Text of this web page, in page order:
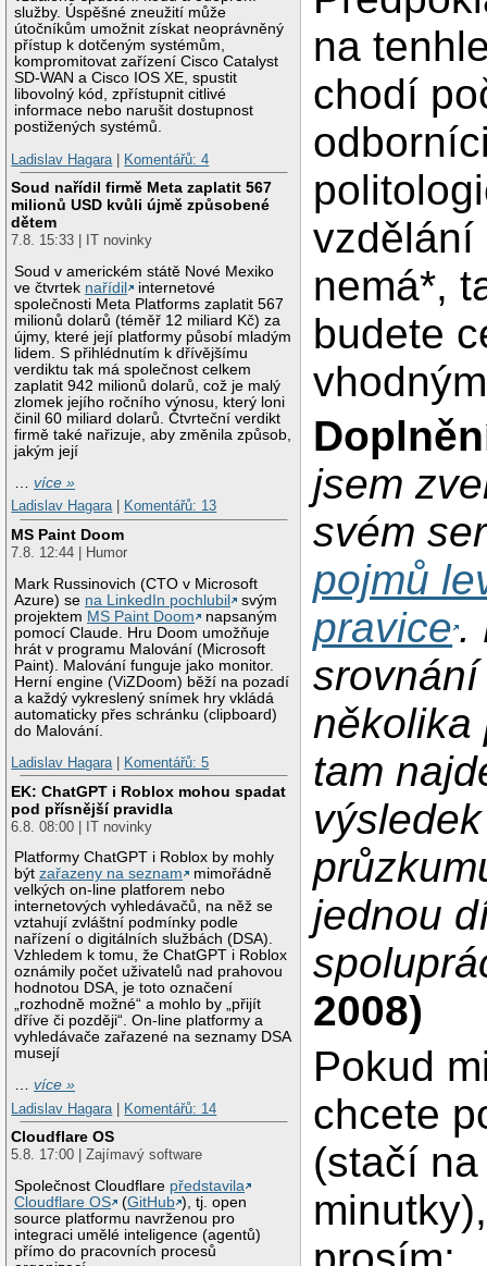
služby. Úspěšné zneužití může
útočníkům umožnit získat neoprávněný
přístup k dotčeným systémům,
kompromitovat zařízení Cisco Catalyst
SD-WAN a Cisco IOS XE, spustit
libovolný kód, zpřístupnit citlivé
informace nebo narušit dostupnost
postižených systémů.
Ladislav Hagara
Komentářů: 4
Soud nařídil firmě Meta zaplatit 567
milionů USD kvůli újmě způsobené
dětem
7.8. 15:33 | IT novinky
Soud v americkém státě Nové Mexiko
ve čtvrtek nařídil
internetové
společnosti Meta Platforms zaplatit 567
milionů dolarů (téměř 12 miliard Kč) za
újmy, které její platformy působí mladým
lidem. S přihlédnutím k dřívějšímu
verdiktu tak má společnost celkem
zaplatit 942 milionů dolarů, což je malý
zlomek jejího ročního výnosu, který loni
činil 60 miliard dolarů. Čtvrteční verdikt
firmě také nařizuje, aby změnila způsob,
jakým její
…více »
Ladislav Hagara| Komentářů: 13
MS Paint Doom
7.8. 12:44 | Humor
Mark Russinovich (CTO v Microsoft
Azure) se na LinkedIn pochlubil
svým
projektem MS Paint Doom
napsaným
pomocí Claude. Hru Doom umožňuje
hrát v programu Malování (Microsoft
Paint). Malování funguje jako monitor.
Herní engine (ViZDoom) běží na pozadí
a každý vykreslený snímek hry vkládá
automaticky přes schránku (clipboard)
do Malování.
Ladislav Hagara| Komentářů: 5
EK: ChatGPT i Roblox mohou spadat
pod přísnější pravidla
6.8. 08:00 | IT novinky
Platformy ChatGPT i Roblox by mohly
býtzařazeny na seznam
mimořádně
velkých on-line platforem nebo
internetových vyhledávačů, na něž se
vztahují zvláštní podmínky podle
nařízení o digitálních službách (DSA).
Vzhledem k tomu, že ChatGPT i Roblox
oznámily počet uživatelů nad prahovou
hodnotou DSA, je toto označení
„rozhodně možné“ a mohlo by „přijít
dříve či později“. On-line platformy a
vyhledávače zařazené na seznamy DSA
musejí
…více »
Ladislav Hagara | Komentářů: 14
Cloudflare OS
5.8. 17:00 | Zajímavý software
Společnost Cloudflare představila
Cloudflare OS
(GitHub ), tj. open
source platformu navrženou pro
integraci umělé inteligence (agentů)
přímo do pracovních procesů
na
chodí
vzdělání
nemá*,
budete
jsem
svém
pojmů
pravice.
několika
tam
jednou
2008)
Pokud
chcete
(stačí